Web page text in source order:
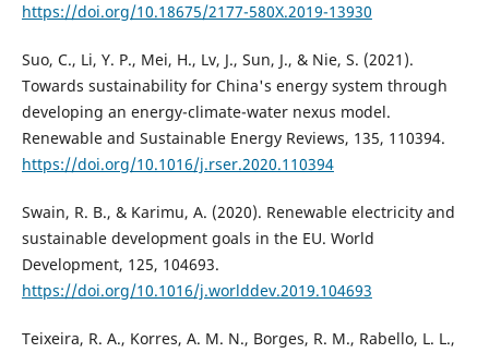
https://doi.org/10.18675/2177-580X.2019-13930
Suo, C., Li, Y. P., Mei, H., Lv, J., Sun, J., & Nie, S. (2021).
Towards sustainability for China's energy system through
developing an energy-climate-water nexus model.
Renewable and Sustainable Energy Reviews, 135, 110394.
https://doi.org/10.1016/j.rser.2020.110394
Swain, R. B., & Karimu, A. (2020). Renewable electricity and
sustainable development goals in the EU. World
Development, 125, 104693.
https://doi.org/10.1016/j.worlddev.2019.104693
Teixeira, R. A., Korres, A. M. N., Borges, R. M., Rabello, L. L.,